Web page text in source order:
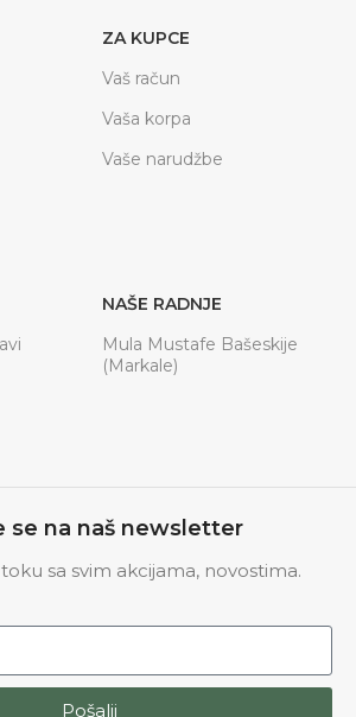
ZA KUPCE
Vaš račun
Vaša korpa
Vaše narudžbe
NAŠE RADNJE
Mula Mustafe Bašeskije
(Markale)
se na naš newsletter
sa svim akcijama, novostima.
Pošalji